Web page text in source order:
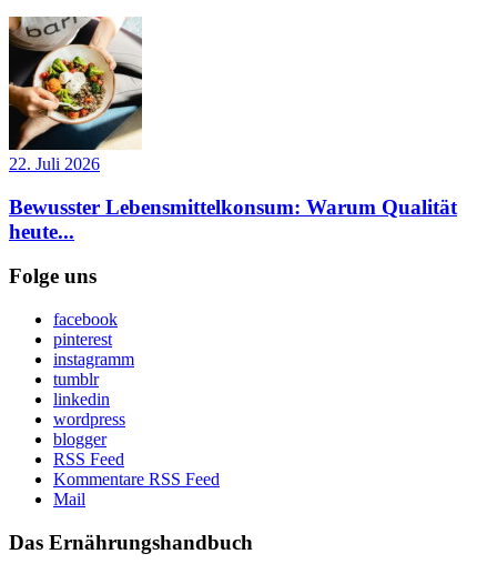
22. Juli 2026
Bewusster Lebensmittelkonsum: Warum Qualität
heute...
Folge uns
facebook
pinterest
instagramm
tumblr
linkedin
wordpress
blogger
RSS Feed
Kommentare RSS Feed
Mail
Das Ernährungshandbuch